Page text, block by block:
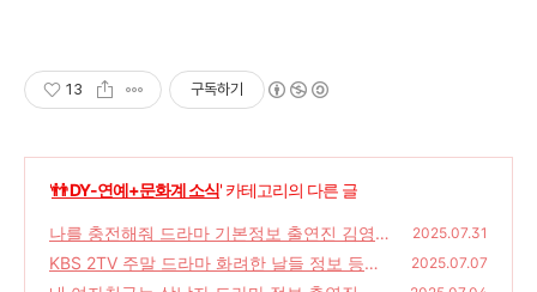
13 구독하기
'👬 DY-연예+문화계 소식' 카테고리의 다른 글
나를 충전해줘 드라마 기본정보 출연진 김영광
채수빈 줄거리 웹소설 드라마
(54)
2025.07.31
KBS 2TV 주말 드라마 화려한 날들 정보 등장
인물 줄거리 독수리 5형제를 부탁해 후속
2025.07.07